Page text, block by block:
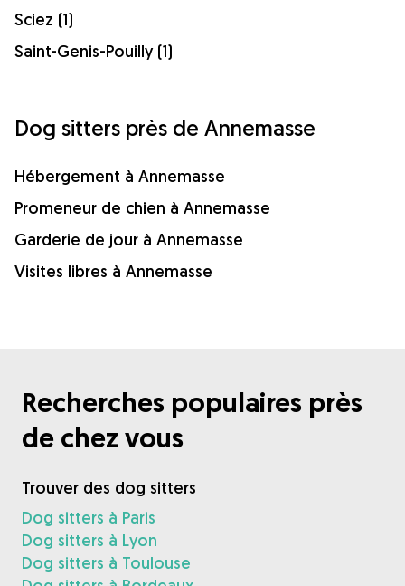
Sciez (1)
Saint-Genis-Pouilly (1)
Dog sitters près de Annemasse
Hébergement à Annemasse
Promeneur de chien à Annemasse
Garderie de jour à Annemasse
Visites libres à Annemasse
Recherches populaires près
de chez vous
Trouver des dog sitters
Dog sitters à Paris
Dog sitters à Lyon
Dog sitters à Toulouse